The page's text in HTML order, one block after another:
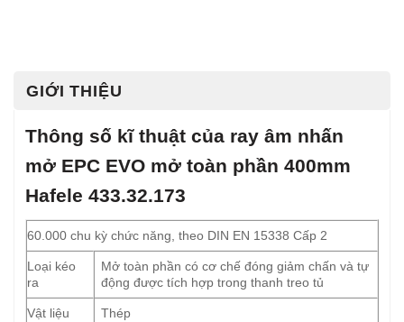
GIỚI THIỆU
Thông số kĩ thuật của ray âm nhấn
mở EPC EVO mở toàn phần 400mm
Hafele 433.32.173
60.000 chu kỳ chức năng, theo DIN EN 15338 Cấp 2
Loại kéo
ra
Mở toàn phần có cơ chế đóng giảm chấn và tự
động được tích hợp trong thanh treo tủ
Vật liệu Thép